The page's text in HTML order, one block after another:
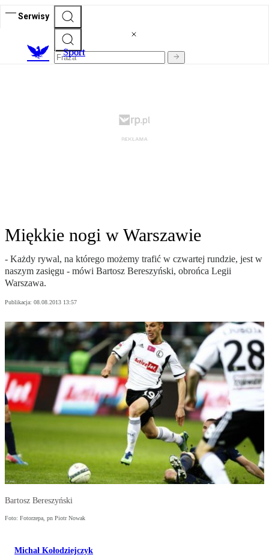
Serwisy
Sport
Miękkie nogi w Warszawie
- Każdy rywal, na którego możemy trafić w czwartej rundzie, jest w
naszym zasięgu - mówi Bartosz Bereszyński, obrońca Legii
Warszawa.
Publikacja: 08.08.2013 13:57
Bartosz Bereszyński
Foto: Fotorzepa, pn Piotr Nowak
Michał Kołodziejczyk